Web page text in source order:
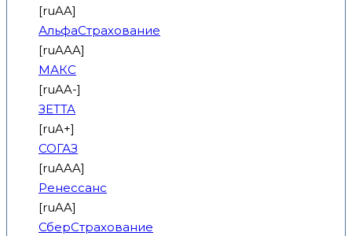
[ruAA]
АльфаСтрахование
[ruAAA]
МАКС
[ruAA-]
ЗЕТТА
[ruA+]
СОГАЗ
[ruAAA]
Ренессанс
[ruAA]
СберСтрахование